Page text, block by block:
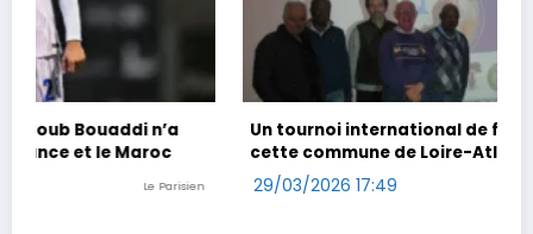
Un tournoi international de foot en marchant dans
cette commune de Loire-Atlantique
29/03/2026 17:49